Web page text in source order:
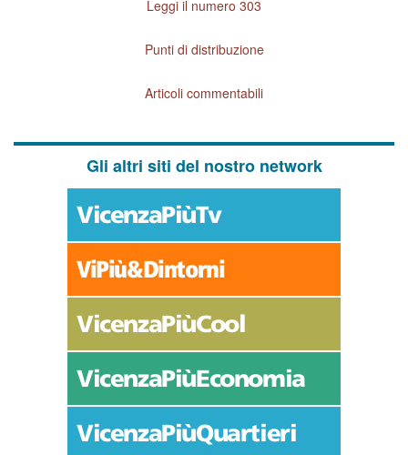
Leggi il numero 303
Punti di distribuzione
Articoli commentabili
Gli altri siti del nostro network